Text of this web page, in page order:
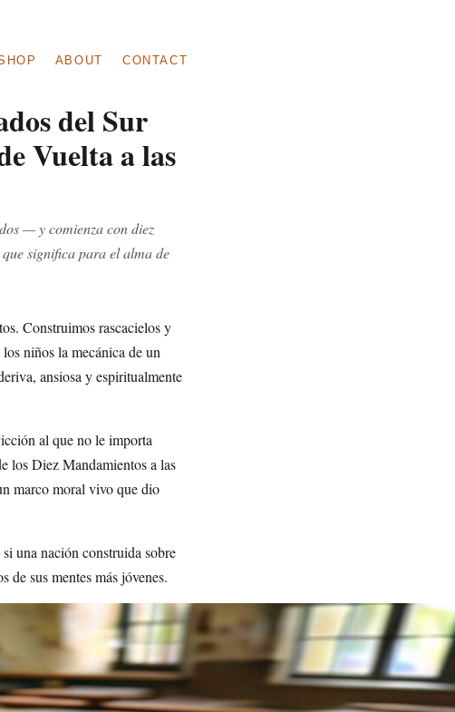
ABOUT CONTACT
del Sur
Vuelta a las
— y comienza con diez
significa para el alma de
Construimos rascacielos y
niños la mecánica de un
ansiosa y espiritualmente
al que no le importa
los Diez Mandamientos a las
marco moral vivo que dio
una nación construida sobre
sus mentes más jóvenes.